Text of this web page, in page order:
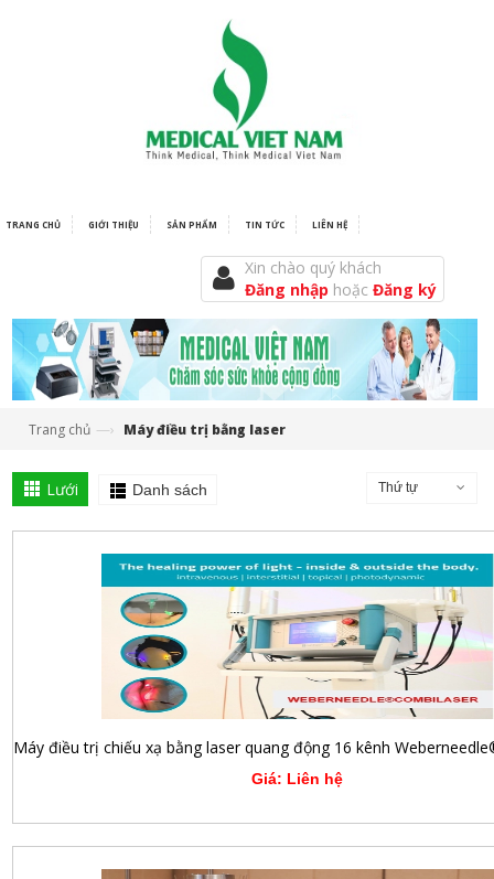
TRANG CHỦ GIỚI THIỆU SẢN PHẨM TIN TỨC LIÊN HỆ
Xin chào quý khách
Đăng nhập hoặcĐăng ký
Trang chủ —› Máy điều trị bằng laser
Lưới Danh sách Thứ tự
Giá: Liên hệ